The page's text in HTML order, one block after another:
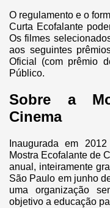
O regulamento e o
Curta Ecofalante
Os filmes
aos seguintes
Oficial (com prêmio
Público.
Sobre a
Cinema
Inaugurada em
Mostra Ecofalante de
anual, inteiramente
São Paulo em junho
uma organização
objetivo a educação